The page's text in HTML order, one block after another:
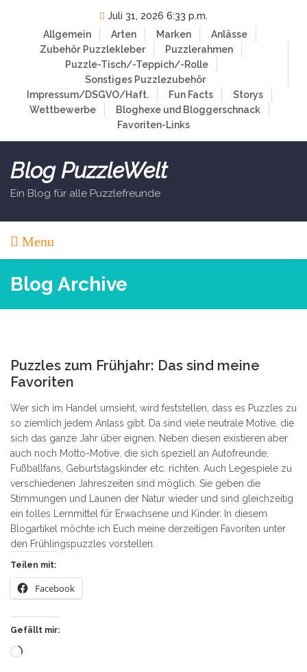
Juli 31, 2026 6:33 p.m.
Allgemein
Arten Marken
Anlässe
Zubehör Puzzlekleber
Puzzlerahmen
Puzzle-Tisch/-Teppich/-Rolle
Sonstiges Puzzlezubehör
Impressum/DSGVO/Haft.
Fun Facts
Storys
Wettbewerbe
Bloghexe und Bloggerschnack
Favoriten-Links
Blog PuzzleWelt
Ein Blog für alle Puzzlefreunde
Menu
Blog Archive
Puzzles zum Frühjahr: Das sind meine
Favoriten
Wer sich im Handel umsieht, wird feststellen, dass es Puzzles zu
so ziemlich jedem Anlass gibt. Da sind viele neutrale Motive, die
sich das ganze Jahr über eignen. Neben diesen existieren aber
auch noch Motto-Motive, die sich speziell an Autofreunde,
Fußballfans, Geburtstagskinder etc. richten. Auch Legespiele zu
verschiedenen Jahreszeiten sind möglich. Sie geben die
Stimmungen und Launen der Natur wieder und sind gleichzeitig
ein tolles Lernmittel für Erwachsene und Kinder. In diesem
Blogartikel möchte ich Euch meine derzeitigen Favoriten unter
den Frühlingspuzzles vorstellen.
Teilen mit:
Facebook
Gefällt mir:
Wird